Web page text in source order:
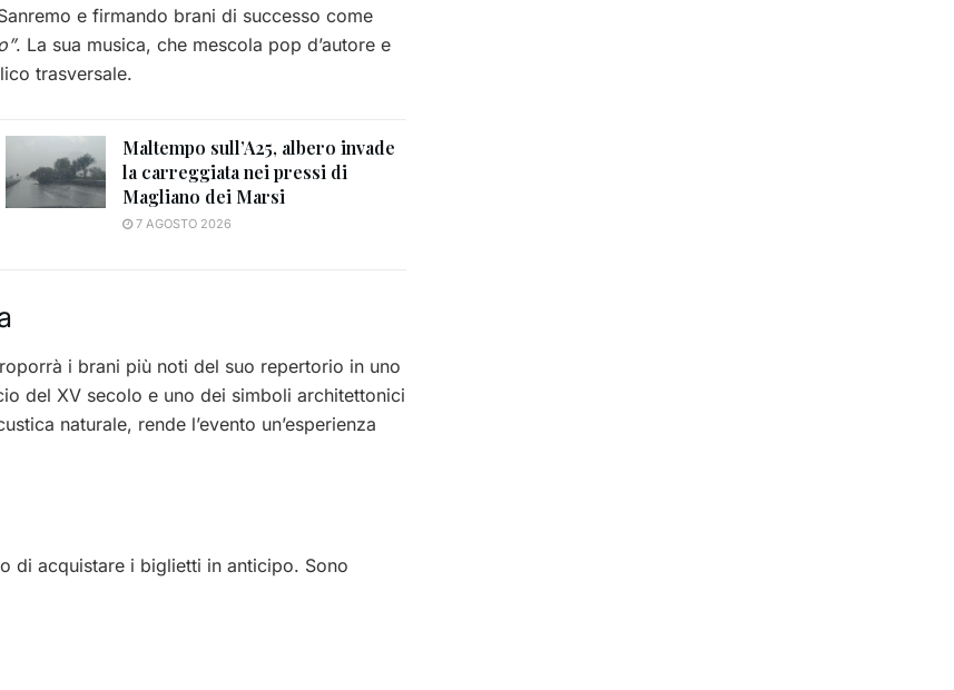
e firmando brani di successo come
. La sua musica, che mescola pop d’autore e
trasversale.
Maltempo sull’A25, albero invade
la carreggiata nei pressi di
Magliano dei Marsi
7 AGOSTO 2026
i brani più noti del suo repertorio in uno
del XV secolo e uno dei simboli architettonici
naturale, rende l’evento un’esperienza
di acquistare i biglietti in anticipo. Sono